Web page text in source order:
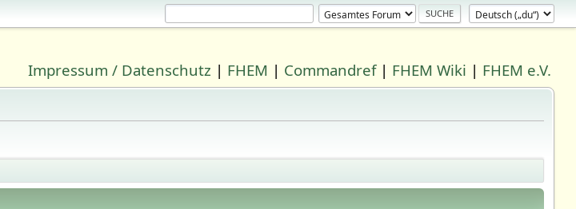
Impressum / Datenschutz | FHEM | Commandref| FHEM Wiki | FHEM e.V.